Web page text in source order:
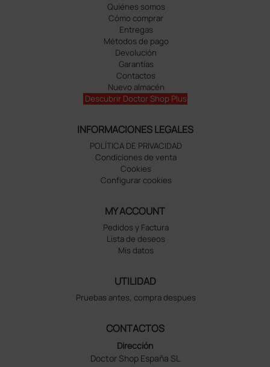
Quiénes somos
Cómo comprar
Entregas
Métodos de pago
Devolución
Garantías
Contactos
Nuevo almacén
Descubrir Doctor Shop Plus
INFORMACIONES LEGALES
POLÍTICA DE PRIVACIDAD
Condiciones de venta
Cookies
Configurar cookies
MY ACCOUNT
Pedidos y Factura
Lista de deseos
Mis datos
UTILIDAD
Pruebas antes, compra despues
CONTACTOS
Dirección
Doctor Shop España SL